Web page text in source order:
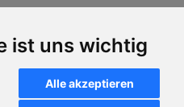
ist uns wichtig
Alle akzeptieren